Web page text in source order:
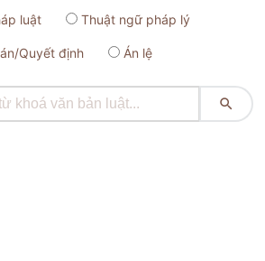
luật Thuật ngữ pháp lý
Quyết định Án lệ
